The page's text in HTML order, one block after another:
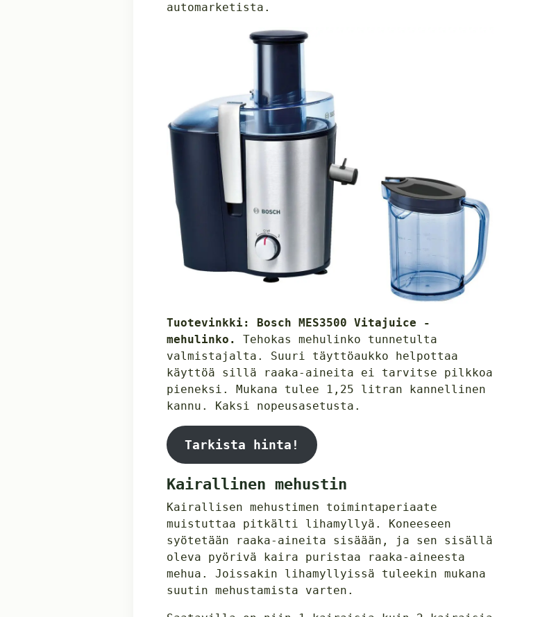
automarketista.
Tuotevinkki: Bosch MES3500 Vitajuice -
mehulinko.
Tehokas mehulinko tunnetulta
valmistajalta. Suuri täyttöaukko helpottaa
käyttöä sillä raaka-aineita ei tarvitse pilkkoa
pieneksi. Mukana tulee 1,25 litran kannellinen
kannu. Kaksi nopeusasetusta.
Tarkista hinta!
Kairallinen mehustin
Kairallisen mehustimen toimintaperiaate
muistuttaa pitkälti lihamyllyä. Koneeseen
syötetään raaka-aineita sisäään, ja sen sisällä
oleva pyörivä kaira puristaa raaka-aineesta
mehua. Joissakin lihamyllyissä tuleekin mukana
suutin mehustamista varten.